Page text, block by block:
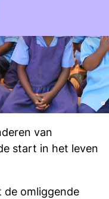
van
start in het leven
de omliggende